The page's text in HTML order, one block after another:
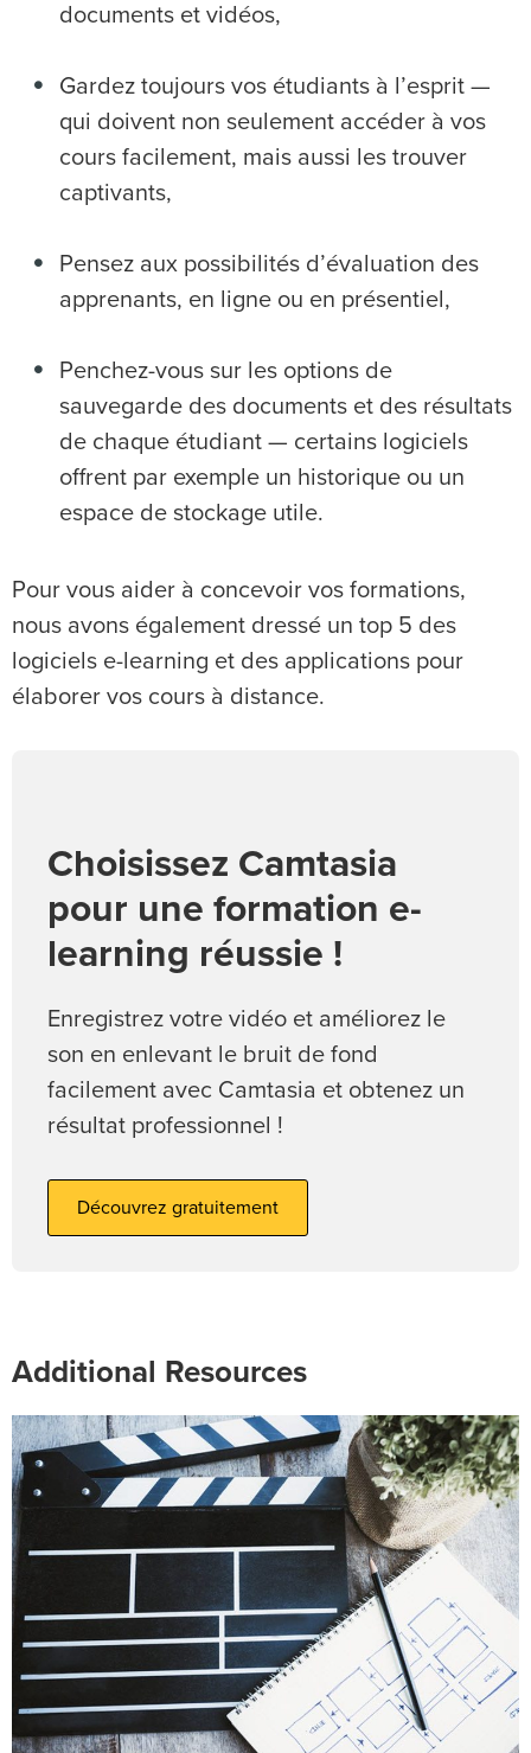
documents et vidéos,
Gardez toujours vos étudiants à l’esprit —
qui doivent non seulement accéder à vos
cours facilement, mais aussi les trouver
captivants,
Pensez aux possibilités d’évaluation des
apprenants, en ligne ou en présentiel,
Penchez-vous sur les options de
sauvegarde des documents et des résultats
de chaque étudiant — certains logiciels
offrent par exemple un historique ou un
espace de stockage utile.
Pour vous aider à concevoir vos formations,
nous avons également dressé un top 5 des
logiciels e-learning et des applications pour
élaborer vos cours à distance.
Choisissez Camtasia
pour une formation e-
learning réussie !
Enregistrez votre vidéo et améliorez le
son en enlevant le bruit de fond
facilement avec Camtasia et obtenez un
résultat professionnel !
Découvrez gratuitement
Additional Resources